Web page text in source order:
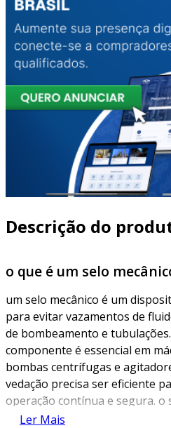
Descrição do
o que é um selo
um selo mecânico é um
para evitar vazamentos de
de bombeamento e
componente é essencial em
bombas centrífugas e
vedação precisa ser eficiente
operação contínua e segura. o
funciona por meio de duas
Ler Mais